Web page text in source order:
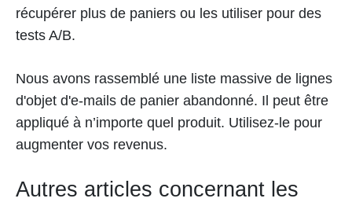
récupérer plus de paniers ou les utiliser pour des
tests A/B.
Nous avons rassemblé une liste massive de lignes
d'objet d'e-mails de panier abandonné. Il peut être
appliqué à n’importe quel produit. Utilisez-le pour
augmenter vos revenus.
Autres articles concernant les